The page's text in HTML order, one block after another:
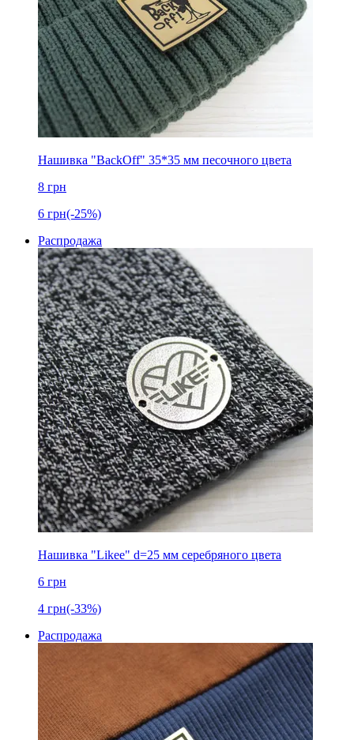
Нашивка "BackOff" 35*35 мм песочного цвета
8 грн
6 грн(-25%)
Распродажа
Нашивка "Likee" d=25 мм серебряного цвета
6 грн
4 грн(-33%)
Распродажа